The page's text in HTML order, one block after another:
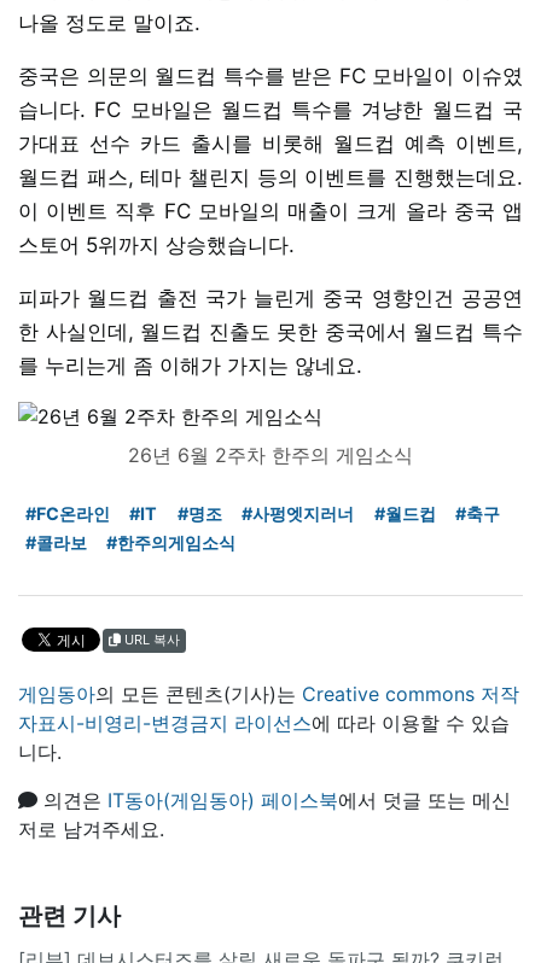
나올 정도로 말이죠.
중국은 의문의 월드컵 특수를 받은 FC 모바일이 이슈였
습니다. FC 모바일은 월드컵 특수를 겨냥한 월드컵 국
가대표 선수 카드 출시를 비롯해 월드컵 예측 이벤트,
월드컵 패스, 테마 챌린지 등의 이벤트를 진행했는데요.
이 이벤트 직후 FC 모바일의 매출이 크게 올라 중국 앱
스토어 5위까지 상승했습니다.
피파가 월드컵 출전 국가 늘린게 중국 영향인건 공공연
한 사실인데, 월드컵 진출도 못한 중국에서 월드컵 특수
를 누리는게 좀 이해가 가지는 않네요.
26년 6월 2주차 한주의 게임소식
#FC온라인 #IT #명조 #사펑엣지러너 #월드컵
#축구
#콜라보
#한주의게임소식
URL 복사
게임동아의 모든 콘텐츠(기사)는 Creative commons 저작
자표시-비영리-변경금지 라이선스에 따라 이용할 수 있습
니다.
의견은 IT동아(게임동아) 페이스북에서 덧글 또는 메신
저로 남겨주세요.
관련 기사